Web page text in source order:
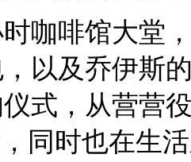
啡馆大堂，
以及乔伊斯
式，从营营
同时也在生